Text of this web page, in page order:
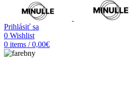
Prihlásiť sa
0 Wishlist
0 items / 0,00€